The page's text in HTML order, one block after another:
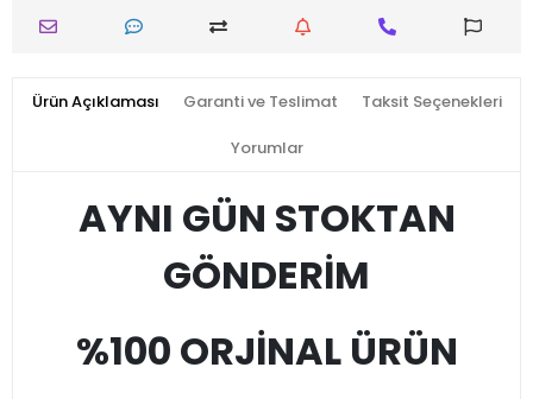
Ürün Açıklaması Garanti ve Teslimat Taksit Seçenekleri
Yorumlar
AYNI GÜN STOKTAN
GÖNDERİM
%100 ORJİNAL ÜRÜN